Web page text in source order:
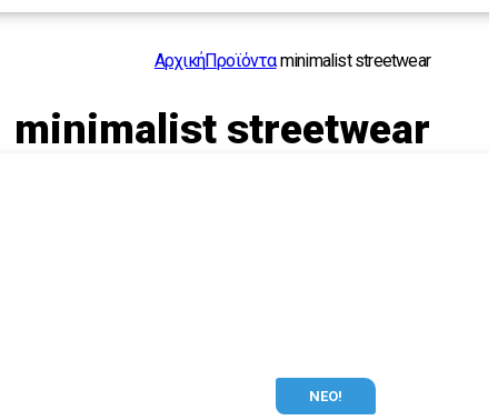
ΑρχικήΠροϊόνταminimalist streetwear
minimalist streetwear
ΝΕΟ!